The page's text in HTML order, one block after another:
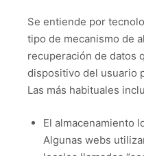
Se entiende por
tipo de mecanismo de
recuperación de datos
dispositivo del usuario
Las más habituales
El almacenamiento
Algunas webs